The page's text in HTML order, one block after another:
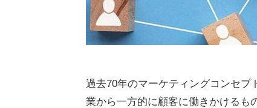
過去70年のマーケティングコンセプ
業から一方的に顧客に働きかけるも